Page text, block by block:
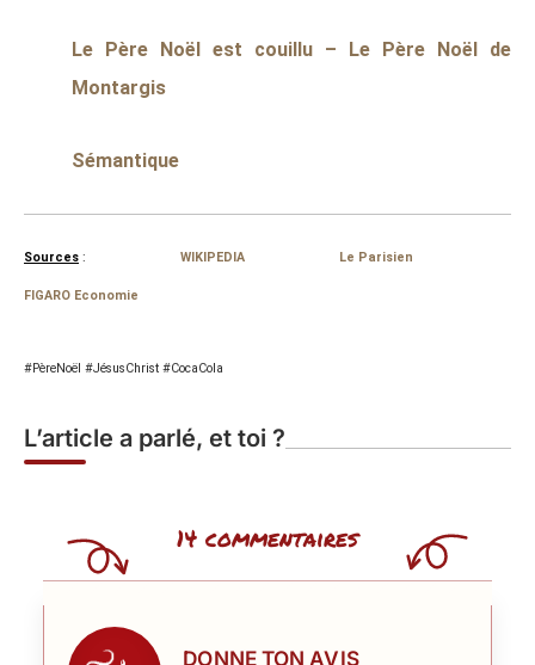
Le Père Noël est couillu – Le Père Noël de
Montargis
Sémantique
Sources :WIKIPEDIA Le Parisien
FIGARO Economie
#PèreNoël #JésusChrist #CocaCola
L’article a parlé, et toi ?
14 commentaires
DONNE TON AVIS